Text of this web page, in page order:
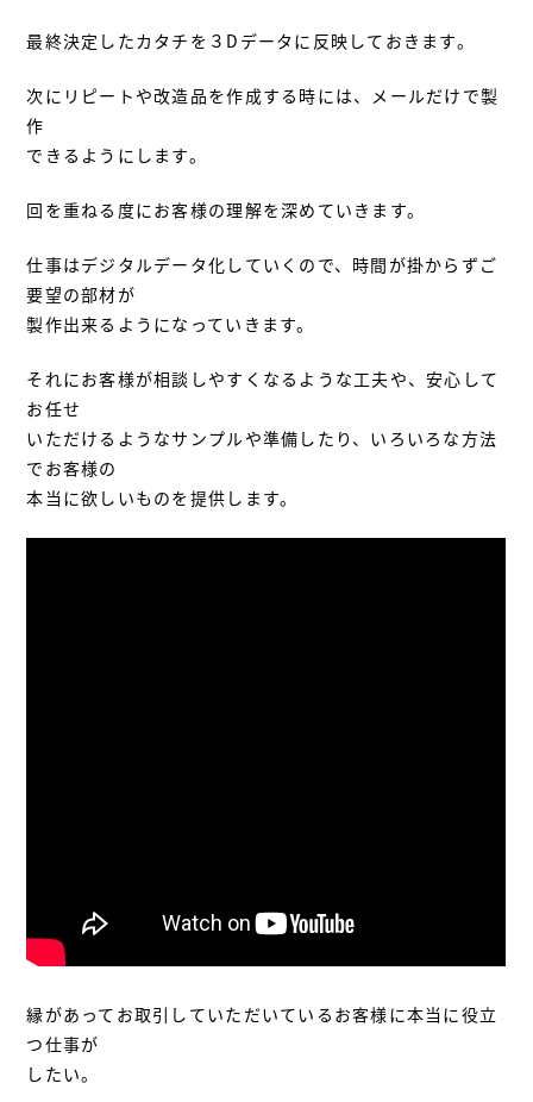
最終決定したカタチを３Dデータに反映しておきます。
次にリピートや改造品を作成する時には、メールだけで製
作
できるようにします。
回を重ねる度にお客様の理解を深めていきます。
仕事はデジタルデータ化していくので、時間が掛からずご
要望の部材が
製作出来るようになっていきます。
それにお客様が相談しやすくなるような工夫や、安心して
お任せ
いただけるようなサンプルや準備したり、いろいろな方法
でお客様の
本当に欲しいものを提供します。
縁があってお取引していただいているお客様に本当に役立
つ仕事が
したい。